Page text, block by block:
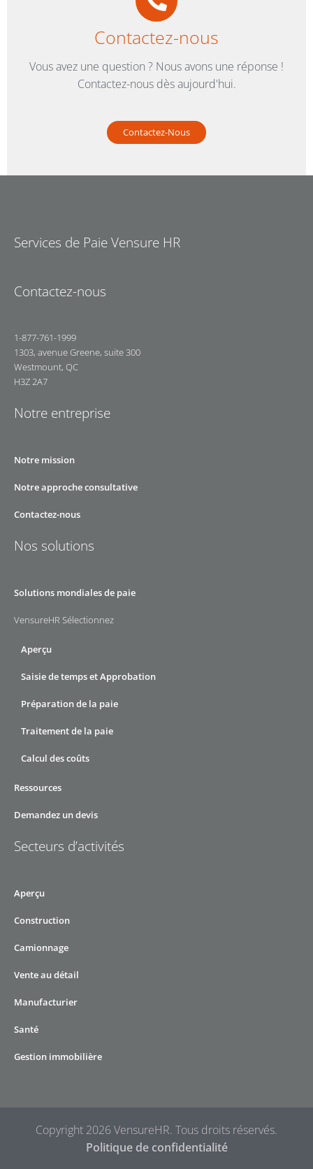
Contactez-nous
Vous avez une question ? Nous avons une réponse !
Contactez-nous dès aujourd'hui.
Contactez-Nous
Services de Paie Vensure HR
Contactez-nous
1-877-761-1999
1303, avenue Greene, suite 300
Westmount, QC
H3Z 2A7
Notre entreprise
Notre mission
Notre approche consultative
Contactez-nous
Nos solutions
Solutions mondiales de paie
VensureHR Sélectionnez
Aperçu
Saisie de temps et Approbation
Préparation de la paie
Traitement de la paie
Calcul des coûts
Ressources
Demandez un devis
Secteurs d’activités
Aperçu
Construction
Camionnage
Vente au détail
Manufacturier
Santé
Gestion immobilière
Copyright 2026 VensureHR. Tous droits réservés.
Politique de confidentialité